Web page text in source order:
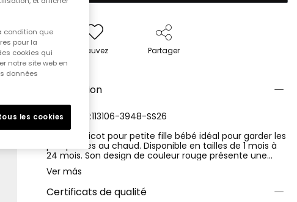
Sauvez Partager
Description
RÉFÉRENCE:113106-3948-SS26
Gilet en tricot pour petite fille bébé idéal pour garder les
plus petites au chaud. Disponible en tailles de 1 mois à
24 mois. Son design de couleur rouge présente une
finition douce et confortable, avec un capuchon
amovible grâce à des boutons et des bords côtelés aux
poignets, à l'ourlet et une fermeture éclair centrale
contrastante. Dispose de poches en forme de
Ver más
Certificats de qualité
condition que
pour la
cookies qui
notre site web en
données
les cookies